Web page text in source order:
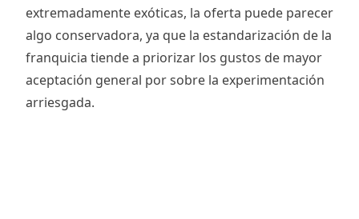
extremadamente exóticas, la oferta puede parecer
algo conservadora, ya que la estandarización de la
franquicia tiende a priorizar los gustos de mayor
aceptación general por sobre la experimentación
arriesgada.